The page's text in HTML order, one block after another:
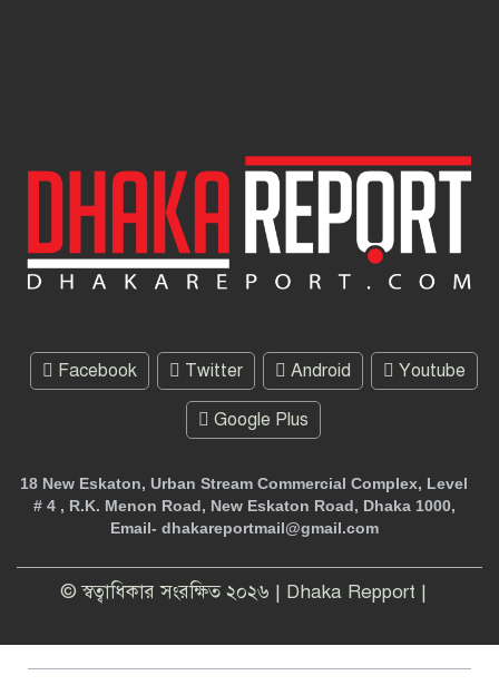
Facebook Twitter Android Youtube
Google Plus
18 New Eskaton, Urban Stream Commercial Complex, Level
# 4 , R.K. Menon Road, New Eskaton Road, Dhaka 1000,
Email- dhakareportmail@gmail.com
© স্বত্বাধিকার সংরক্ষিত ২০২৬ | Dhaka Repport |